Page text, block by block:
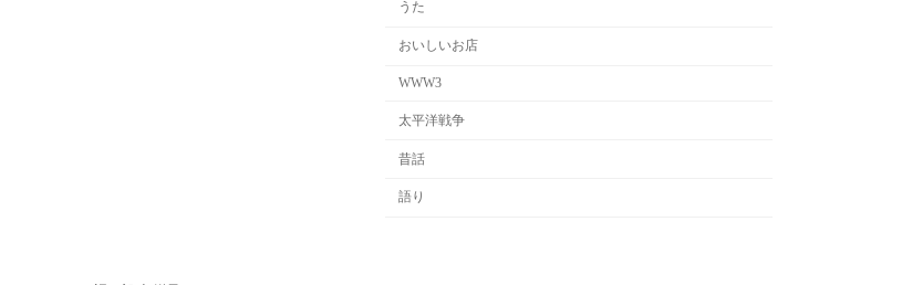
うた
おいしいお店
WWW3
太平洋戦争
昔話
語り